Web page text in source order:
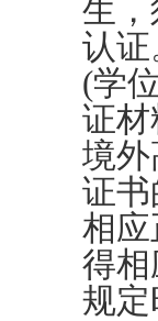
生
认
(学
证材
境
证
相应
得
规